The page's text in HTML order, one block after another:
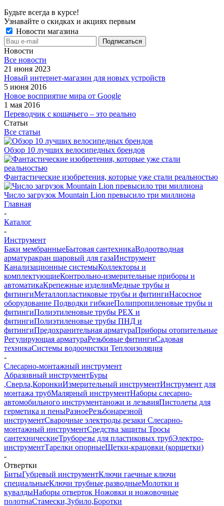
Будьте всегда в курсе!
Узнавайте о скидках и акциях первым
Новости магазина
Новости
Все новости
21 июня 2023
Новый интернет-магазин для новых устройств
5 июня 2016
Новое восприятие мира от Google
1 мая 2016
Переводчик с кошачьего – это реально
Статьи
Все статьи
Обзор 10 лучших велосипедных брендов
Фантастические изобретения, которые уже стали реальностью
Число загрузок Mountain Lion превысило три миллиона
Главная
-
Каталог
-
Инструмент
Баки мембранныеБытовая сантехникаВодоотводная
арматуракран шаровый для газаИнструмент
Канализационные системыКоллекторы и
комплектующиеКонтрольно-измерительные приборы и
автоматикаКрепежные изделияМедные трубы и
фитингиМеталлопластиковые трубы и фитингиНасосное
оборудование Подводки гибкиеПолипропиленовые трубы и
фитингиПолиэтиленовые трубы PEX и
фитингиПолиэтиленовые трубы ПНД и
фитингиПредохранительная арматураПриборы отопительные
Регулирующая арматураРезьбовые фитингиСадовая
техникаСистемы водоочистки Теплоизоляция
-
Слесарно-монтажный инструмент
Абразивный инструментБуры
,Сверла,КоронкиИзмерительный инструментИнструмент для
монтажа трубМалярный инструментНаборы слесарно-
автомобильного инструментаножи и лезьвияПистолеты для
герметика и пеныРазноеРезьбонарезной
инструментСварочные электроды,резаки Слесарно-
монтажный инструментСредства защиты Тросы
сантехническиеТруборезы для пластиковых трубЭлектро-
инструментТарелки опорныеЩетки-крацовки (корщетки)
-
Отвертки
БитыГубцевый инструментКлючи гаечные ключи
специальныеКлючи трубные,разводныеМолотки и
кувалдыНаборы отверток Ножовки и ножовочные
полотнаСтамески,Зубило,Боротки